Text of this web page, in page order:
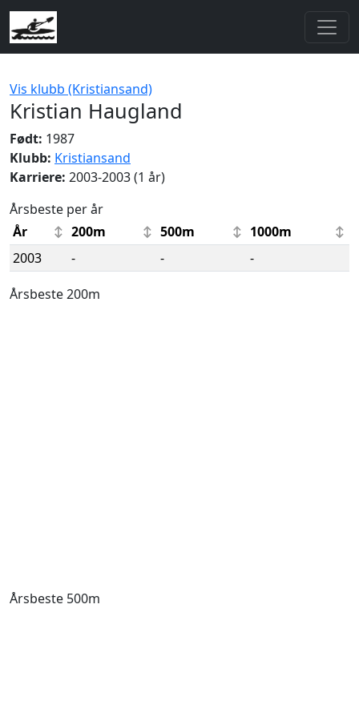
Vis klubb (Kristiansand)
Kristian Haugland
Født: 1987
Klubb: Kristiansand
Karriere: 2003-2003 (1 år)
Årsbeste per år
År
200m 500m
1000m
2003
- - -
Årsbeste 200m
Årsbeste 500m